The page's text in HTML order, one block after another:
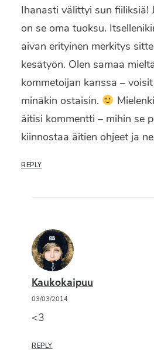
Ihanasti välittyi sun fiiliksiä!
on se oma tuoksu.
aivan erityinen merkitys
kesätyön. Olen samaa
kommetoijan kanssa –
minäkin ostaisin.
äitisi kommentti – mihin se
kiinnostaa äitien ohjeet ja
REPLY
Kaukokaipuu
03/03/2014
<3
REPLY